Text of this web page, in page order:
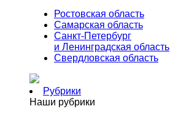
Ростовская область
Самарская область
Санкт-Петербург
и Ленинградская область
Свердловская область
Рубрики
Наши рубрики